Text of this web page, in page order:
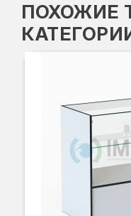
ПОХОЖИЕ